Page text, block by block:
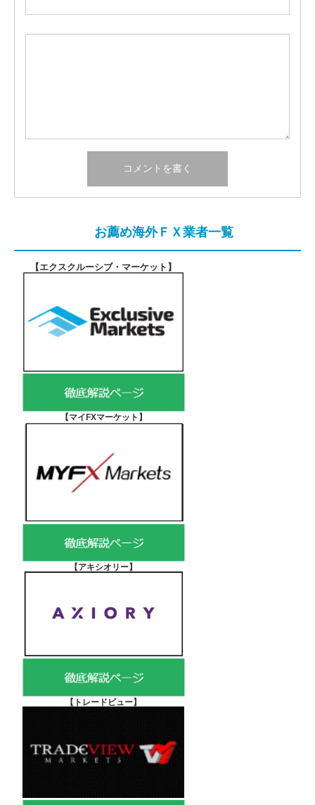
お薦め海外ＦＸ業者一覧
【エクスクルーシブ・マーケット 】
【マイFXマーケット 】
【アキシオリー】
【 トレードビュー】